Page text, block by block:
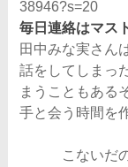
38946?s=20
毎日連絡はマス
田中みな実さん
話をしてしまっ
まうこともある
手と会う時間を
こないだ